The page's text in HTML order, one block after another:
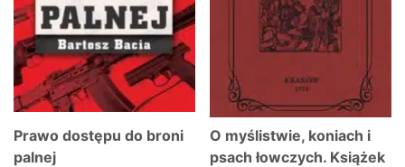
Prawo dostępu do broni
palnej
O myślistwie, koniach i
psach łowczych. Książek